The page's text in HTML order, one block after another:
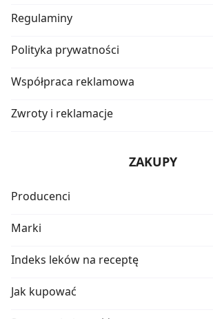
Regulaminy
Polityka prywatności
Współpraca reklamowa
Zwroty i reklamacje
ZAKUPY
Producenci
Marki
Indeks leków na receptę
Jak kupować